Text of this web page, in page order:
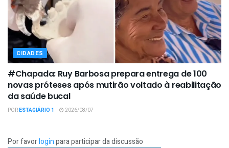
CIDADES
#Chapada: Ruy Barbosa prepara entrega de 100
novas próteses após mutirão voltado à reabilitação
da saúde bucal
PORESTAGIÁRIO 1 2026/08/07
Por favorloginpara participar da discussão